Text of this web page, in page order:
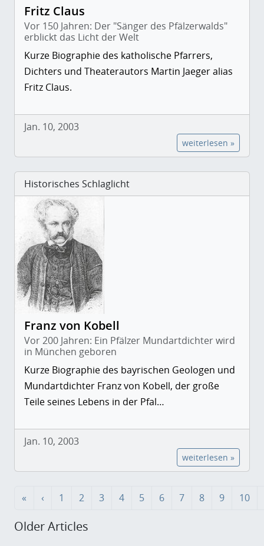
Fritz Claus
Vor 150 Jahren: Der "Sänger des Pfälzerwalds"
erblickt das Licht der Welt
Kurze Biographie des katholische Pfarrers,
Dichters und Theaterautors Martin Jaeger alias
Fritz Claus.
Jan. 10, 2003
weiterlesen »
Historisches Schlaglicht
Franz von Kobell
Vor 200 Jahren: Ein Pfälzer Mundartdichter wird
in München geboren
Kurze Biographie des bayrischen Geologen und
Mundartdichter Franz von Kobell, der große
Teile seines Lebens in der Pfal…
Jan. 10, 2003
weiterlesen »
« ‹ 1 2 3 4 5 6 7 8 9 10
Older Articles